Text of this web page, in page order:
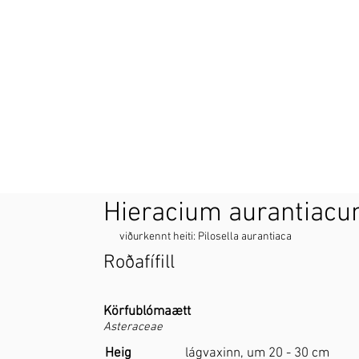
Hieracium
viðurkennt heiti: Pilosella aurantiaca
Roðafífill
Körfublómaætt
Asteraceae
Heig lágvaxinn, um 20 - 30 cm​